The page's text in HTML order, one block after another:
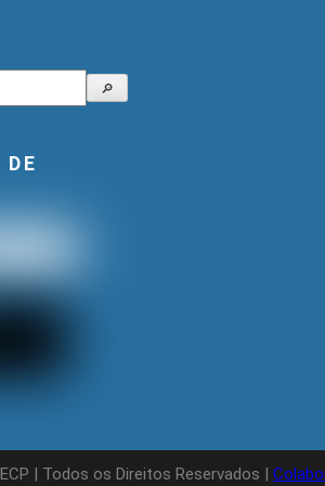
🔎
| Todos os Direitos Reservados |